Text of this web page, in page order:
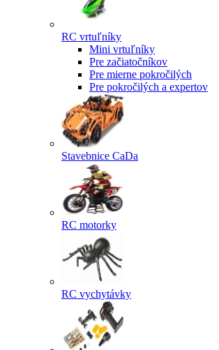
RC vrtuľníky
Mini vrtuľníky
Pre začiatočníkov
Pre mierne pokročilých
Pre pokročilých a expertov
Stavebnice CaDa
RC motorky
RC vychytávky